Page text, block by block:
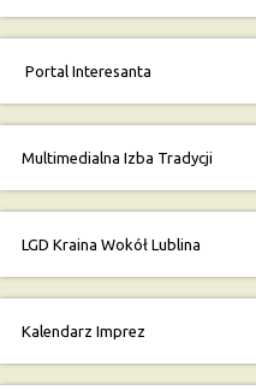
Portal Interesanta
Multimedialna Izba Tradycji
LGD Kraina Wokół Lublina
Kalendarz Imprez